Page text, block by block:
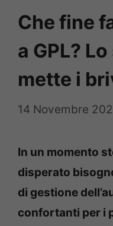
Che fine
a GPL?
mette i
14 Novembre
In un momento
disperato
di gestione
confortanti per i